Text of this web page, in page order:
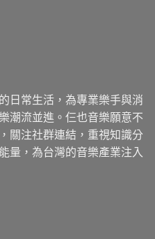
日常生活，為專業樂手與消
潮流並進。仨也音樂願意不
關注社群連結，重視知識分
量，為台灣的音樂產業注入